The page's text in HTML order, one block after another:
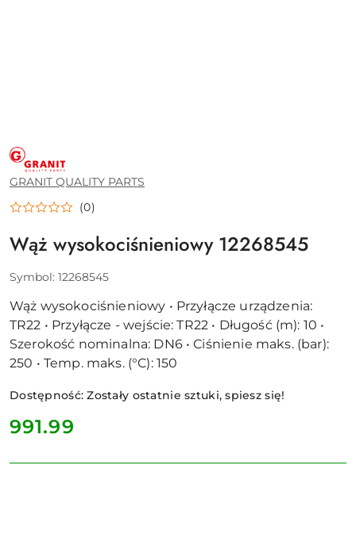
GRANIT
QUALITY
PARTS
GRANIT QUALITY PARTS
(0)
Wąż wysokociśnieniowy 12268545
Symbol: 12268545
Wąż wysokociśnieniowy • Przyłącze urządzenia:
TR22 • Przyłącze - wejście: TR22 • Długość (m): 10 •
Szerokość nominalna: DN6 • Ciśnienie maks. (bar):
250 • Temp. maks. (°C): 150
Dostępność:Zostały ostatnie sztuki, spiesz się!
cena:
991.99